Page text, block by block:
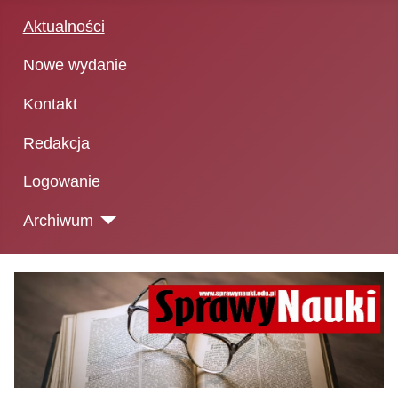
Aktualności
Nowe wydanie
Kontakt
Redakcja
Logowanie
Archiwum